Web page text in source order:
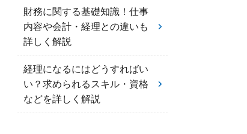
財務に関する基礎知識！仕事
内容や会計・経理との違いも
詳しく解説
経理になるにはどうすればい
い？求められるスキル・資格
などを詳しく解説